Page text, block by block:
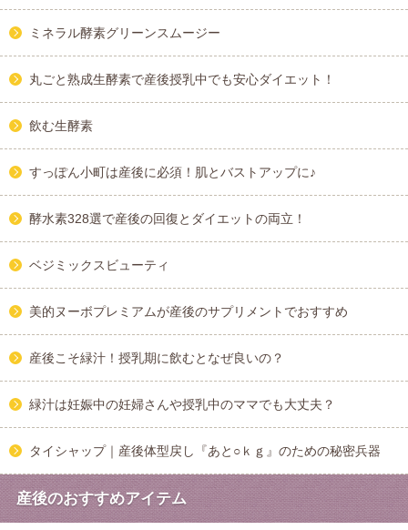
ミネラル酵素グリーンスムージー
丸ごと熟成生酵素で産後授乳中でも安心ダイエット！
飲む生酵素
すっぽん小町は産後に必須！肌とバストアップに♪
酵水素328選で産後の回復とダイエットの両立！
ベジミックスビューティ
美的ヌーボプレミアムが産後のサプリメントでおすすめ
産後こそ緑汁！授乳期に飲むとなぜ良いの？
緑汁は妊娠中の妊婦さんや授乳中のママでも大丈夫？
タイシャップ｜産後体型戻し『あと○ｋｇ』のための秘密兵器
産後のおすすめアイテム